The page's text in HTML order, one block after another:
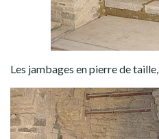
Les jambages en pierre de taille,